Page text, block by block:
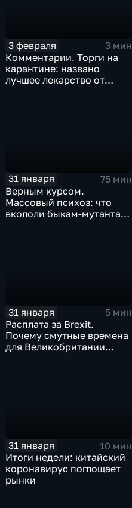
3 февраля
3 мин
Комментарии. Торги на
карантине: названо
лучшее лекарство от
31 января
75 мин
Верным курсом.
Массовый психоз: что
вкололи быкам-мутантам,
31 января
5 мин
Расплата за Brexit.
Почему смутные времена
для Великобритании
31 января
10 мин
Итоги недели: китайский
коронавирус поглощает
рынки